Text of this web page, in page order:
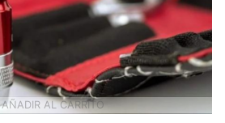
AÑADIR AL CARRITO